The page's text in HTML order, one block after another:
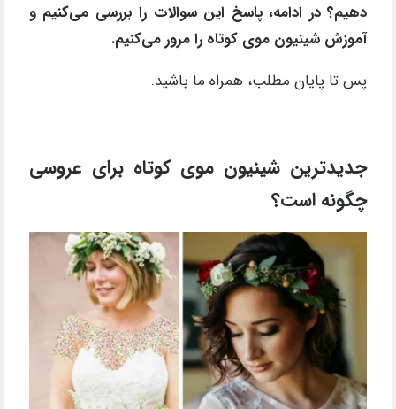
دهیم؟ در ادامه، پاسخ این سوالات را بررسی می‌کنیم و
آموزش شینیون موی کوتاه را مرور می‌کنیم.
پس تا پایان مطلب، همراه ما باشید.
جدیدترین شینیون موی کوتاه برای عروسی
چگونه است؟